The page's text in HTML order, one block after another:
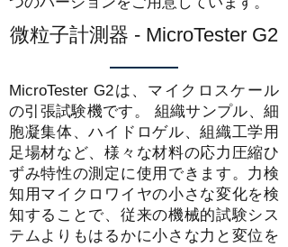
微粒子計測器 - MicroTester G2
MicroTester G2は、マイクロスケール
の引張試験機です。 組織サンプル、細
胞凝集体、ハイドロゲル、組織工学用
足場材など、様々な材料の応力圧縮ひ
ずみ特性の測定に使用できます。力検
知用マイクロワイヤの小さな変化を検
知することで、従来の機械的試験シス
テムよりもはるかに小さな力と変位を